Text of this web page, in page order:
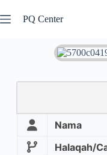
PQ Center
Nama
Halaqah/